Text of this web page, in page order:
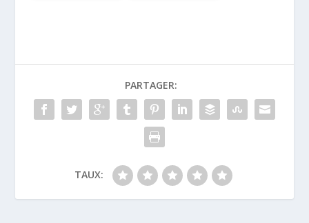
PARTAGER:
TAUX: